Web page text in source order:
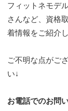
フィットネモデ
さんなど、資格
着情報をご紹介
ご不明な点がご
い↓
お電話でのお問